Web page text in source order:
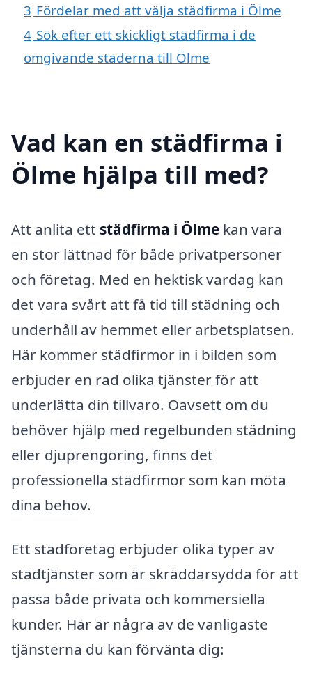
3 Fördelar med att välja städfirma i Ölme
4 Sök efter ett skickligt städfirma i de
omgivande städerna till Ölme
Vad kan en städfirma i
Ölme hjälpa till med?
Att anlita ett städfirma i Ölme kan vara
en stor lättnad för både privatpersoner
och företag. Med en hektisk vardag kan
det vara svårt att få tid till städning och
underhåll av hemmet eller arbetsplatsen.
Här kommer städfirmor in i bilden som
erbjuder en rad olika tjänster för att
underlätta din tillvaro. Oavsett om du
behöver hjälp med regelbunden städning
eller djuprengöring, finns det
professionella städfirmor som kan möta
dina behov.
Ett städföretag erbjuder olika typer av
städtjänster som är skräddarsydda för att
passa både privata och kommersiella
kunder. Här är några av de vanligaste
tjänsterna du kan förvänta dig: